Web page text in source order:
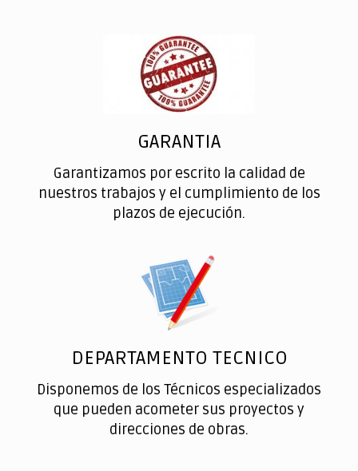
GARANTIA
Garantizamos por escrito la calidad de
nuestros trabajos y el cumplimiento de los
plazos de ejecución.
DEPARTAMENTO TECNICO
Disponemos de los Técnicos especializados
que pueden acometer sus proyectos y
direcciones de obras.